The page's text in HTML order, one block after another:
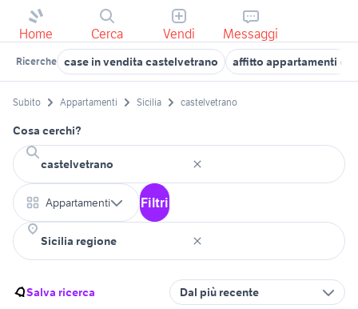
Home Cerca Vendi Messaggi
Ricerche case in vendita castelvetrano affitto appartamenti
Subito Appartamenti Sicilia castelvetrano
Cosa cerchi?
Appartamenti Filtri
Salva ricerca Dal più recente